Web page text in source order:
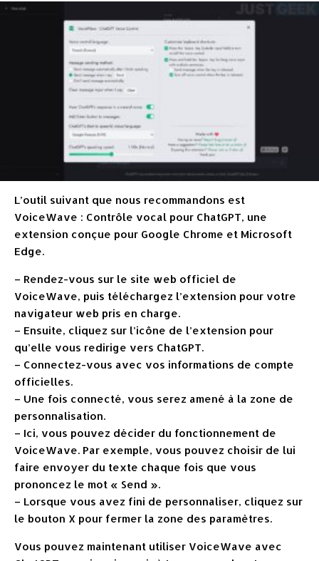
L’outil suivant que nous recommandons est
VoiceWave : Contrôle vocal pour ChatGPT, une
extension conçue pour Google Chrome et Microsoft
Edge.
– Rendez-vous sur le site web officiel de
VoiceWave, puis téléchargez l’extension pour votre
navigateur web pris en charge.
– Ensuite, cliquez sur l’icône de l’extension pour
qu’elle vous redirige vers ChatGPT.
– Connectez-vous avec vos informations de compte
officielles.
– Une fois connecté, vous serez amené à la zone de
personnalisation.
– Ici, vous pouvez décider du fonctionnement de
VoiceWave. Par exemple, vous pouvez choisir de lui
faire envoyer du texte chaque fois que vous
prononcez le mot « Send ».
– Lorsque vous avez fini de personnaliser, cliquez sur
le bouton X pour fermer la zone des paramètres.
Vous pouvez maintenant utiliser VoiceWave avec